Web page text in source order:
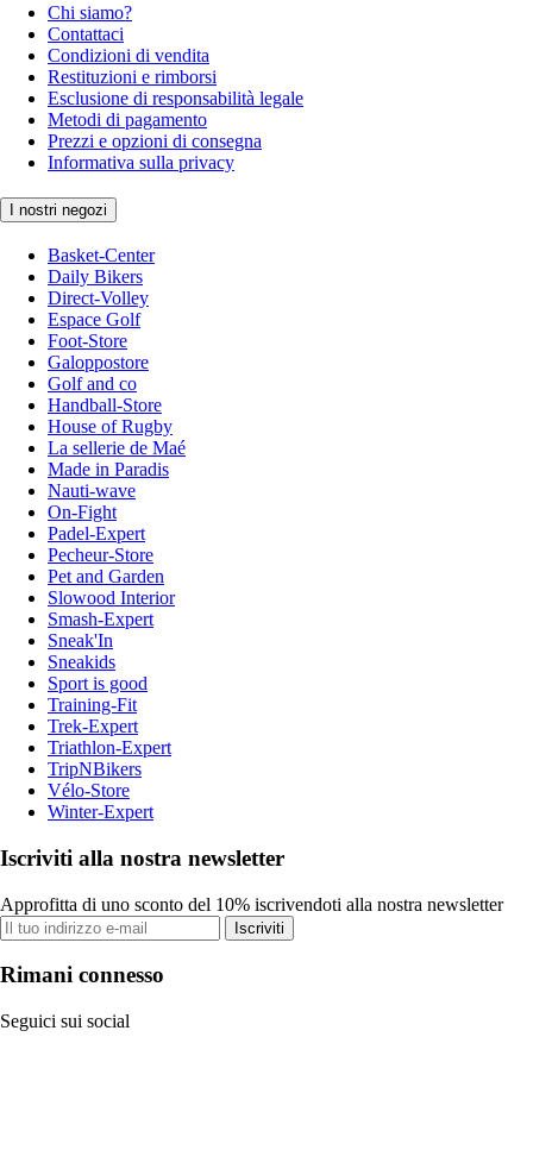
Chi siamo?
Contattaci
Condizioni di vendita
Restituzioni e rimborsi
Esclusione di responsabilità legale
Metodi di pagamento
Prezzi e opzioni di consegna
Informativa sulla privacy
I nostri negozi
Basket-Center
Daily Bikers
Direct-Volley
Espace Golf
Foot-Store
Galoppostore
Golf and co
Handball-Store
House of Rugby
La sellerie de Maé
Made in Paradis
Nauti-wave
On-Fight
Padel-Expert
Pecheur-Store
Pet and Garden
Slowood Interior
Smash-Expert
Sneak'In
Sneakids
Sport is good
Training-Fit
Trek-Expert
Triathlon-Expert
TripNBikers
Vélo-Store
Winter-Expert
Iscriviti alla nostra newsletter
Approfitta di uno sconto del 10% iscrivendoti alla nostra newsletter
Iscriviti
Rimani connesso
Seguici sui social